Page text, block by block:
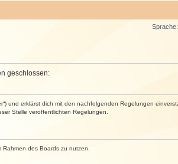
Sprache:
geschlossen:
und erklärst dich mit den nachfolgenden Regelungen
Stelle veröffentlichten Regelungen.
des Boards zu nutzen.